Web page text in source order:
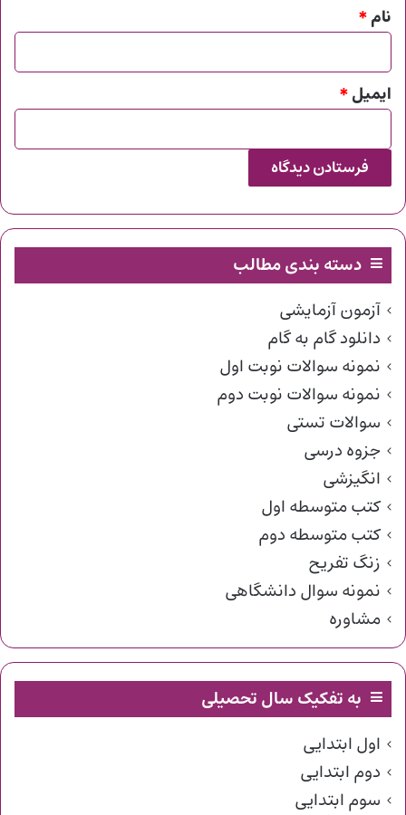
نام*
ایمیل*
دسته بندی مطالب
آزمون آزمایشی
دانلود گام به گام
نمونه سوالات نوبت اول
نمونه سوالات نوبت دوم
سوالات تستی
جزوه درسی
انگیزشی
کتب متوسطه اول
کتب متوسطه دوم
زنگ تفریح
نمونه سوال دانشگاهی
مشاوره
به تفکیک سال تحصیلی
اول ابتدایی
دوم ابتدایی
سوم ابتدایی